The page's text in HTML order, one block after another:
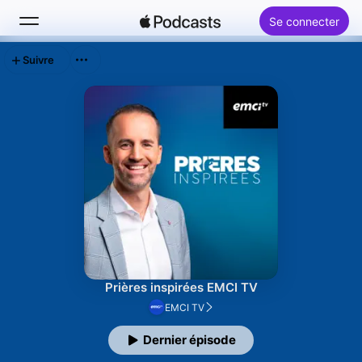
Se connecter
Nouveautés
Classements
Prières inspirées EMCI TV
EMCI TV
Dernier épisode
Suivre